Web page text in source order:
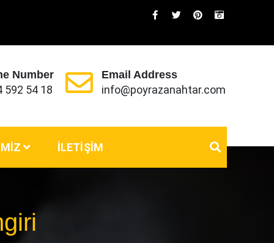
Number
592 54 18
Email Address
info@poyrazanahtar.com
İLETIŞIM